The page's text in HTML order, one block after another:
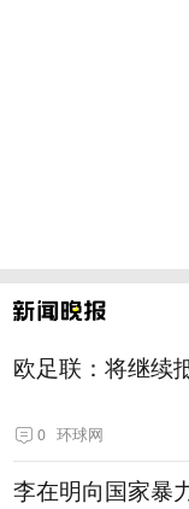
欧足联：将继续
0 环球网
李在明向国家暴